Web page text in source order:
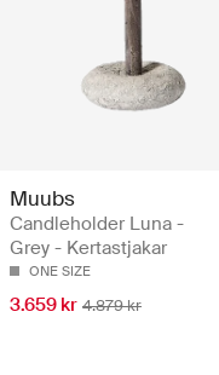
Muubs
Candleholder Luna -
Grey - Kertastjakar
ONE SIZE
3.659 kr 4.879 kr